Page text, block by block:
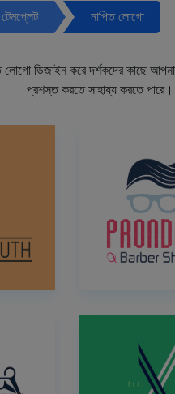
নাপিত লোগো
ডিজাইন করে দর্শকদের কাছে
প্রশস্ত করতে সাহায্য করতে